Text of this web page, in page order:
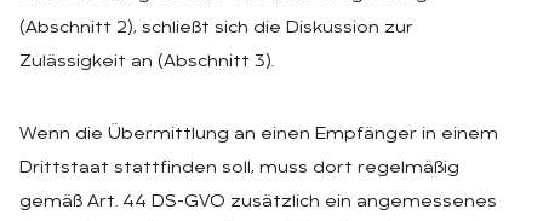
(Abschnitt 2), schließt sich die Diskussion zur
Zulässigkeit an (Abschnitt 3).
Wenn die Übermittlung an einen Empfänger in einem
Drittstaat stattfinden soll, muss dort regelmäßig
gemäß Art. 44 DS-GVO zusätzlich ein angemessenes